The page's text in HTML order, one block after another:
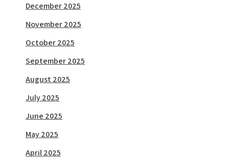
December 2025
November 2025
October 2025
September 2025
August 2025
July 2025
June 2025
May 2025
April 2025